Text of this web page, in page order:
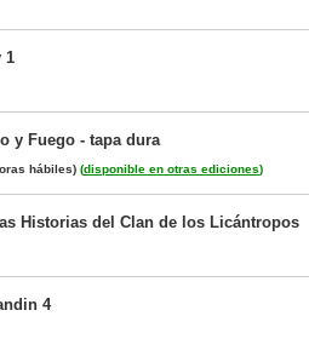
1
y Fuego - tapa dura
hábiles) (disponible en otras ediciones)
Historias del Clan de los Licántropos
4